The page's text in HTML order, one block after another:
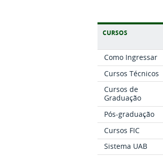
CURSOS
Como Ingressar
Cursos Técnicos
Cursos de
Graduação
Pós-graduação
Cursos FIC
Sistema UAB